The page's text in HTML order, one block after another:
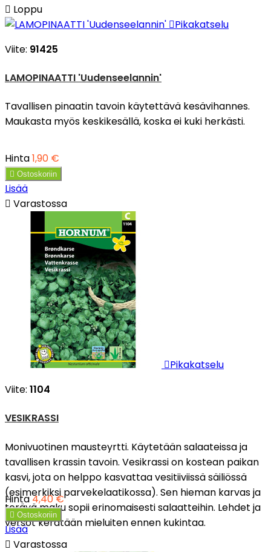
 Loppu
Pikakatselu
Viite: 91425
LAMOPINAATTI 'Uudenseelannin'
Tavallisen pinaatin tavoin käytettävä kesävihannes.
Maukasta myös keskikesällä, koska ei kuki herkästi.
Hinta1,90 €
 Ostoskoriin
Lisää
 Varastossa
Pikakatselu
Viite: 1104
VESIKRASSI
Monivuotinen mausteyrtti. Käytetään salaateissa ja
tavallisen krassin tavoin. Vesikrassi on kostean paikan
kasvi, jota on helppo kasvattaa vesitiiviissä säiliössä
(esimerkiksi parvekelaatikossa). Sen hieman karvas ja
terävä maku sopii erinomaisesti salaatteihin. Lehdet ja
versot kerätään mieluiten ennen kukintaa.
Hinta4,40 €
 Ostoskoriin
Lisää
 Varastossa